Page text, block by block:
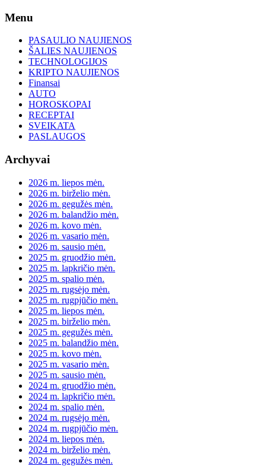
Skip
content
Menu
PASAULIO NAUJIENOS
ŠALIES NAUJIENOS
TECHNOLOGIJOS
KRIPTO NAUJIENOS
Finansai
AUTO
HOROSKOPAI
RECEPTAI
SVEIKATA
PASLAUGOS
Archyvai
2026 m. liepos mėn.
2026 m. birželio mėn.
2026 m. gegužės mėn.
2026 m. balandžio mėn.
2026 m. kovo mėn.
2026 m. vasario mėn.
2026 m. sausio mėn.
2025 m. gruodžio mėn.
2025 m. lapkričio mėn.
2025 m. spalio mėn.
2025 m. rugsėjo mėn.
2025 m. rugpjūčio mėn.
2025 m. liepos mėn.
2025 m. birželio mėn.
2025 m. gegužės mėn.
2025 m. balandžio mėn.
2025 m. kovo mėn.
2025 m. vasario mėn.
2025 m. sausio mėn.
2024 m. gruodžio mėn.
2024 m. lapkričio mėn.
2024 m. spalio mėn.
2024 m. rugsėjo mėn.
2024 m. rugpjūčio mėn.
2024 m. liepos mėn.
2024 m. birželio mėn.
2024 m. gegužės mėn.